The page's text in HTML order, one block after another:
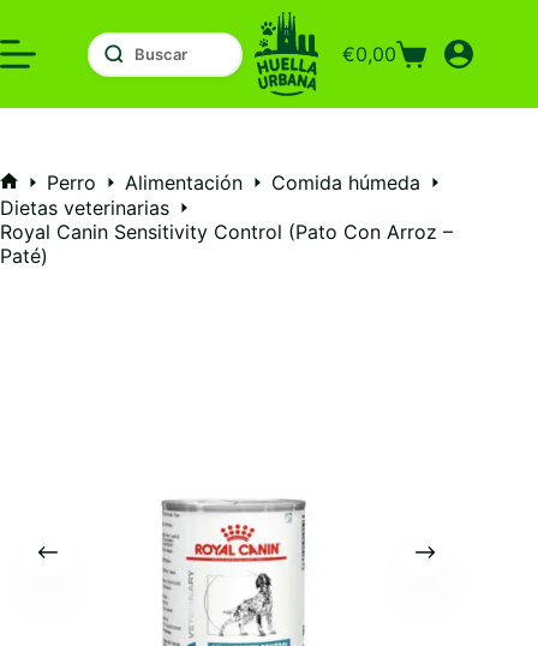
al
contenido
Carro
compra
€0,00
Inicio
Perro Alimentación
Comida húmeda
Dietas veterinarias
Royal Canin Sensitivity Control (Pato Con Arroz –
Paté)